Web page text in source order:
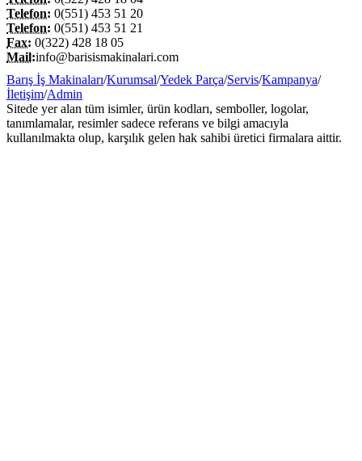
Telefon: 0(551) 453 51 20
Telefon: 0(551) 453 51 21
Fax: 0(322) 428 18 05
Mail:info@barisismakinalari.com
Barış İş Makinaları/Kurumsal/Yedek Parça/Servis/Kampanya/
İletişim/Admin
Sitede yer alan tüm isimler, ürün kodları, semboller, logolar,
tanımlamalar, resimler sadece referans ve bilgi amacıyla
kullanılmakta olup, karşılık gelen hak sahibi üretici firmalara aittir.